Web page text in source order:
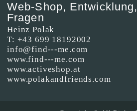
Web-Shop,
Fragen
Heinz Polak
T: +43 699 18192002
info@find---me.com
www.find---me.com
www.activeshop.at
www.polakandfriends.com